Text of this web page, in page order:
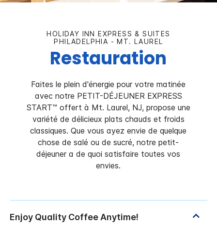
HOLIDAY INN EXPRESS & SUITES
PHILADELPHIA - MT. LAUREL
Restauration
Faites le plein d'énergie pour votre matinée
avec notre PETIT-DÉJEUNER EXPRESS
START™ offert à Mt. Laurel, NJ, propose une
variété de délicieux plats chauds et froids
classiques. Que vous ayez envie de quelque
chose de salé ou de sucré, notre petit-
déjeuner a de quoi satisfaire toutes vos
envies.